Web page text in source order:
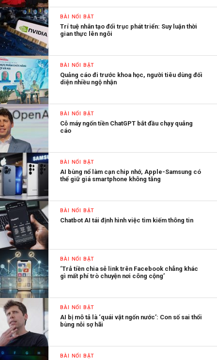
BÀI NỔI BẬT
Trí tuệ nhân tạo đổi trục phát triển: Suy luận thời
gian thực lên ngôi
BÀI NỔI BẬT
Quảng cáo đi trước khoa học, người tiêu dùng đối
diện nhiều ngộ nhận
BÀI NỔI BẬT
Cỗ máy ngốn tiền ChatGPT bắt đầu chạy quảng
cáo
BÀI NỔI BẬT
AI bùng nổ làm cạn chip nhớ, Apple-Samsung có
thể giữ giá smartphone không tăng
BÀI NỔI BẬT
Chatbot AI tái định hình việc tìm kiếm thông tin
BÀI NỔI BẬT
‘Trả tiền chia sẻ link trên Facebook chẳng khác
gì mất phí trò chuyện nơi công cộng’
BÀI NỔI BẬT
AI bị mô tả là ‘quái vật ngốn nước’: Con số sai thổi
bùng nỗi sợ hãi
BÀI NỔI BẬT